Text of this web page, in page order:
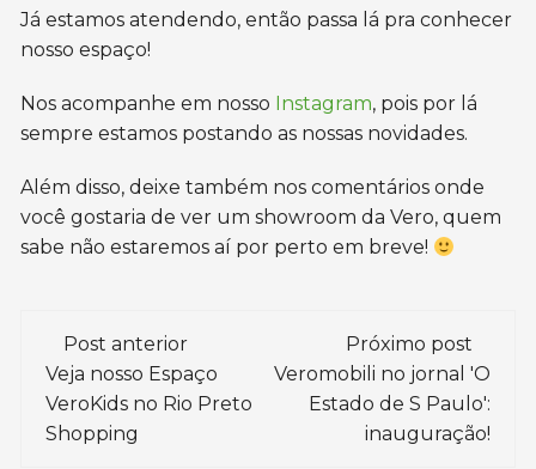
Já estamos atendendo, então passa lá pra conhecer
nosso espaço!
Nos acompanhe em nosso Instagram, pois por lá
sempre estamos postando as nossas novidades.
Além disso, deixe também nos comentários onde
você gostaria de ver um showroom da Vero, quem
sabe não estaremos aí por perto em breve!
Navegação
de
post
Post anterior
Veja nosso Espaço
VeroKids no Rio Preto
Shopping
Próximo post
Veromobili no jornal 'O
Estado de S Paulo':
inauguração!